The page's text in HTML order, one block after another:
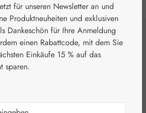
Naturprodukte Sirupe
Sirup
für unseren Newsletter an und
Produktneuheiten und exklusiven
Dankeschön für Ihre Anmeldung
einen Rabattcode, mit dem Sie
Einkäufe 15 % auf das
sparen.